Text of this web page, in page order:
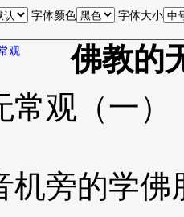
字体颜色 字体大小
观
佛教的
观（一）
旁的学佛